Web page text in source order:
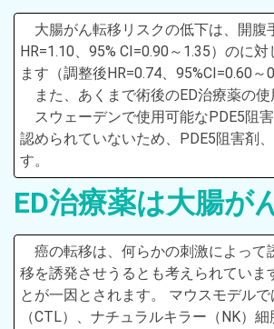
大腸がん転移リスクの低下は、開
HR=1.10、95% CI=0.90～1.35）のに
ます（調整後HR=0.74、95%CI=0.60
また、あくまで術後のED治療薬の
スウェーデンで使用可能なPDE5阻
認められていないため、PDE5阻害剤
す。
ED治療薬は大腸が
癌の転移は、何らかの刺激によっ
移を誘発させうるとも考えられてい
とが一因とされます。 マウスモデル
（CTL）、ナチュラルキラー（NK）